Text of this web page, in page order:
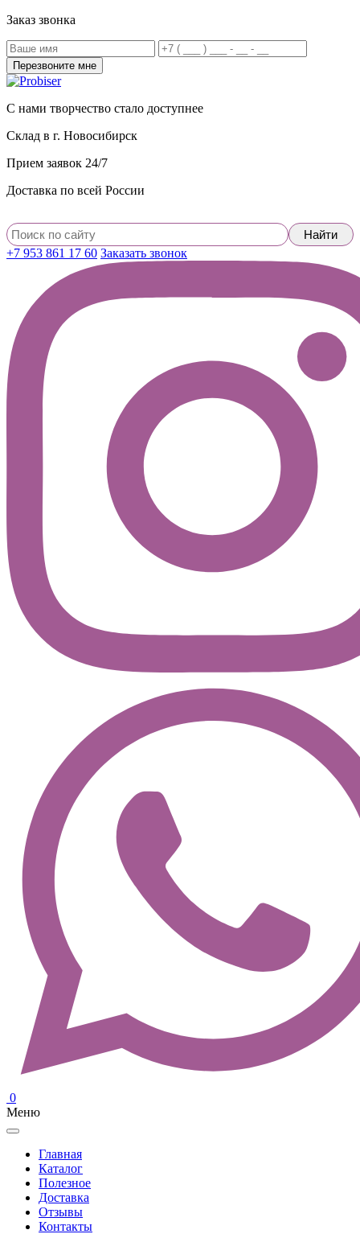
Заказ звонка
С нами творчество стало доступнее
Склад в г. Новосибирск
Прием заявок 24/7
Доставка по всей России
+7 953 861 17 60 Заказать звонок
0
Меню
Главная
Каталог
Полезное
Доставка
Отзывы
Контакты